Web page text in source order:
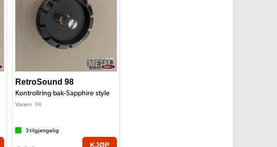
RetroSound 98
Kontrollring bak-Sapphire style
Varenr 98
3tilgjengelig
KJØP